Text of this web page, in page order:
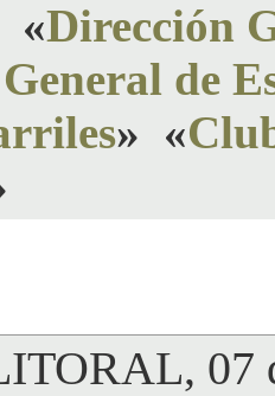
«Dirección
de
» «
07